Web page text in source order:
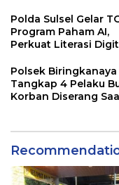
Polda Sulsel Gelar
Program Paham AI,
Perkuat Literasi
Polsek Biringkanaya
Tangkap 4 Pelaku
Korban Diserang